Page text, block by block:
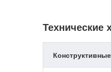
Технические